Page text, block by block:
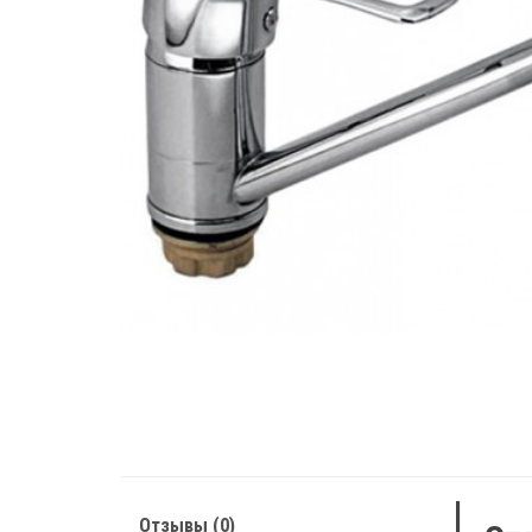
Отзывы (0)